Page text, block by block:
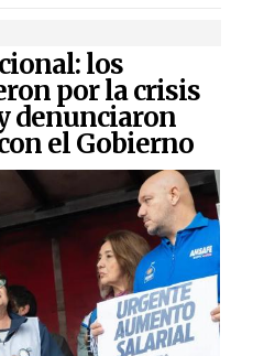
los
por la crisis
denunciaron
el Gobierno